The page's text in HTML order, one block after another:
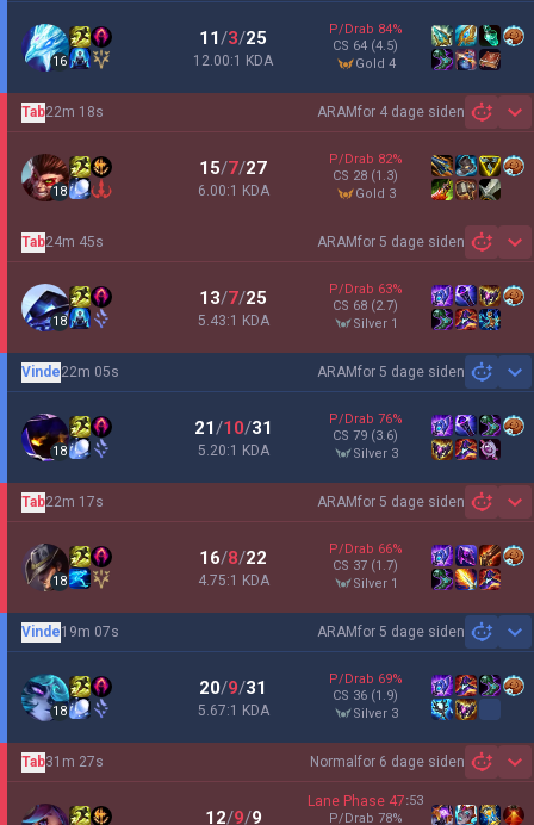
16
11/3/25
12.00:1 KDA
P/Drab 84%
CS 64 (4.5)
gold 4
ARAMfor 4 dage siden
Tab22m 18s
18
15/7/27
6.00:1 KDA
P/Drab 82%
CS 28 (1.3)
gold 3
ARAMfor 5 dage siden
Tab24m 45s
18
13/7/25
5.43:1 KDA
P/Drab 63%
CS 68 (2.7)
silver 1
ARAMfor 5 dage siden
Vinde22m 05s
18
21/10/31
5.20:1 KDA
P/Drab 76%
CS 79 (3.6)
silver 3
ARAMfor 5 dage siden
Tab22m 17s
18
16/8/22
4.75:1 KDA
P/Drab 66%
CS 37 (1.7)
silver 1
ARAMfor 5 dage siden
Vinde19m 07s
18
20/9/31
5.67:1 KDA
P/Drab 69%
CS 36 (1.9)
silver 3
Normal for 6 dage siden
Tab31m 27s
12/9/9
Lane Phase 47:53
P/Drab 78%